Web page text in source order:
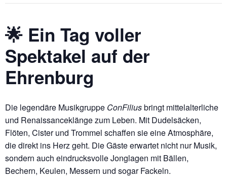
🌟 Ein Tag voller
Spektakel auf der
Ehrenburg
Die legendäre Musikgruppe ConFiliusbringt mittelalterliche
und Renaissanceklänge zum Leben. Mit Dudelsäcken,
Flöten, Cister und Trommel schaffen sie eine Atmosphäre,
die direkt ins Herz geht. Die Gäste erwartet nicht nur Musik,
sondern auch eindrucksvolle Jonglagen mit Bällen,
Bechern, Keulen, Messern und sogar Fackeln.